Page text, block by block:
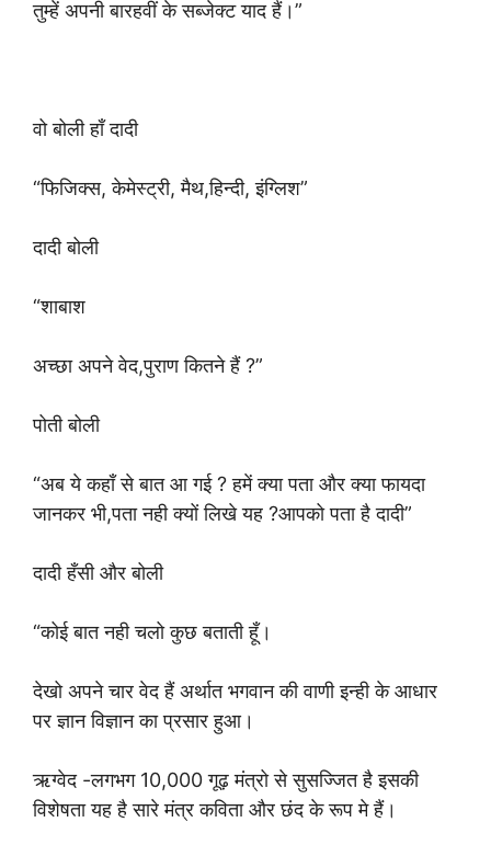
तुम्हें अपनी बारहवीं के सब्जेक्ट याद हैं।”
वो बोली हाँ दादी
“फिजिक्स, केमेस्ट्री, मैथ,हिन्दी, इंग्लिश”
दादी बोली
“शाबाश
अच्छा अपने वेद,पुराण कितने हैं ?”
पोती बोली
“अब ये कहाँ से बात आ गई ? हमें क्या पता और क्या फायदा
जानकर भी,पता नही क्यों लिखे यह ?आपको पता है दादी”
दादी हँसी और बोली
“कोई बात नही चलो कुछ बताती हूँ।
देखो अपने चार वेद हैं अर्थात भगवान की वाणी इन्ही के आधार
पर ज्ञान विज्ञान का प्रसार हुआ।
ऋग्वेद -लगभग 10,000 गूढ़ मंत्रो से सुसज्जित है इसकी
विशेषता यह है सारे मंत्र कविता और छंद के रूप मे हैं।